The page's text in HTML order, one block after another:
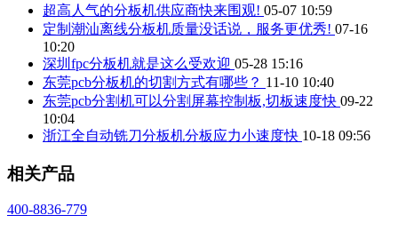
超高人气的分板机供应商快来围观! 05-07 10:59
定制潮汕离线分板机质量没话说，服务更优秀! 07-16
10:20
深圳fpc分板机就是这么受欢迎 05-28 15:16
东莞pcb分板机的切割方式有哪些？ 11-10 10:40
东莞pcb分割机可以分割屏幕控制板,切板速度快 09-22
10:04
浙江全自动铣刀分板机分板应力小速度快 10-18 09:56
相关产品
400-8836-779